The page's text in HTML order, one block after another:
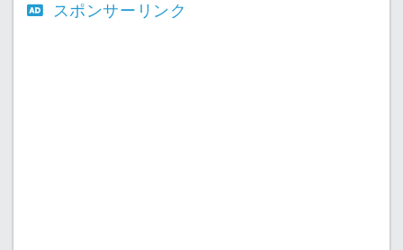
スポンサーリンク